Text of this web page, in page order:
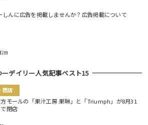
しんに広告を掲載しませんか？広告掲載について
日
ーデイリー人気記事ベスト15
閉店
モールの「果汁工房 果琳」と「Triumph」が8月31
閉店